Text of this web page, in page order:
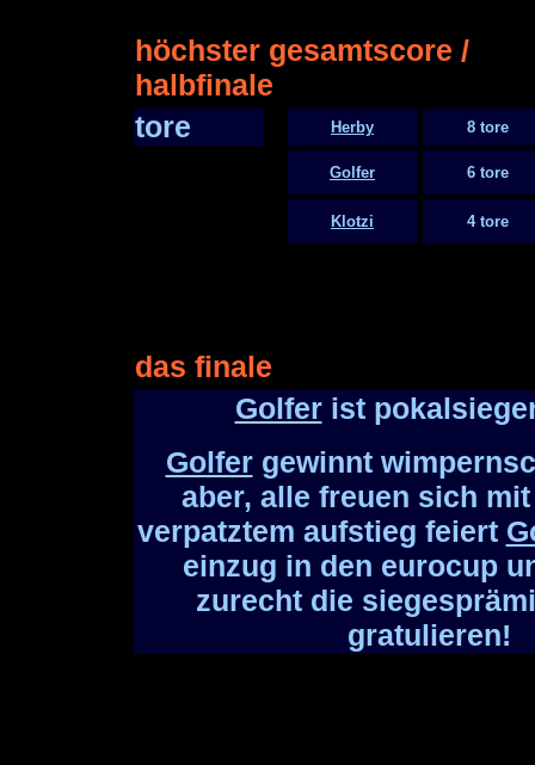
höchster gesamtscore /
halbfinale
tore
Herby 8 tore
Golfer 6 tore
Klotzi 4 tore
das finale
Golferist
Golfergewinnt
aber, alle freuen sich
verpatztem aufstieg feiert
einzug in den eurocup
zurecht die
gratulieren!